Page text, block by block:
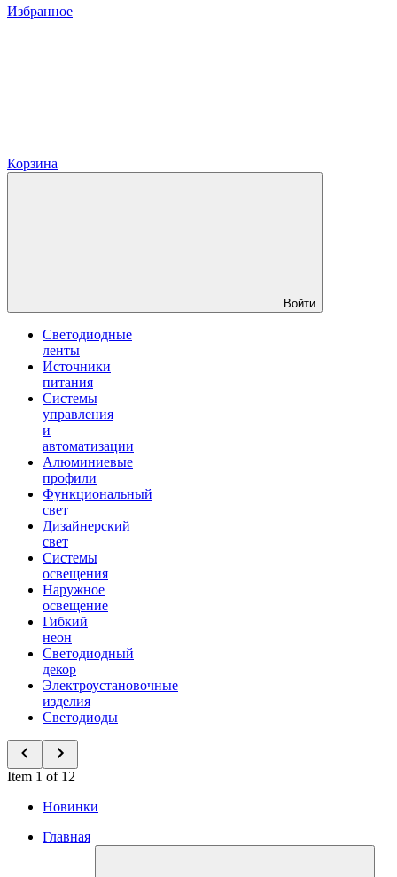
Избранное
Корзина
Войти
Светодиодные
ленты
Источники
питания
Системы
управления
и
автоматизации
Алюминиевые
профили
Функциональный
свет
Дизайнерский
свет
Системы
освещения
Наружное
освещение
Гибкий
неон
Светодиодный
декор
Электроустановочные
изделия
Светодиоды
Item 1 of 12
Новинки
Главная